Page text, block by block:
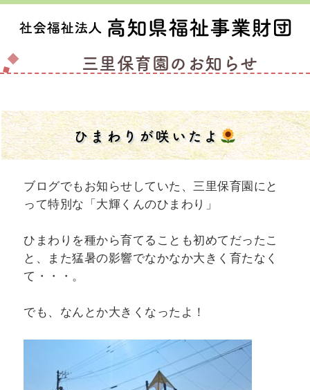
三里保育園のお知らせ
ひまわりが咲いたよ
ブログでもお知らせしていた、三里保育園にと
って特別な「大輝くんのひまわり」
ひまわりを種から育てることも初めてだったこ
と、また猛暑の影響でなかなか大きく育たなく
て・・・。
でも、なんとか大きくなったよ！